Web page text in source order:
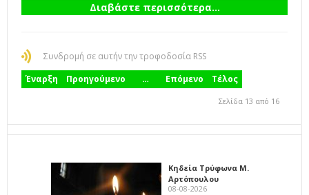
Διαβάστε περισσότερα...
Συνδρομή σε αυτήν την τροφοδοσία RSS
Έναρξη
Προηγούμενο … Επόμενο Τέλος
Σελίδα 13 από 16
Κηδεία Τρύφωνα Μ.
Αρτόπουλου
08-08-2026